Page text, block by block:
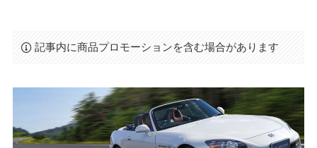
記事内に商品プロモーションを含む場合があります